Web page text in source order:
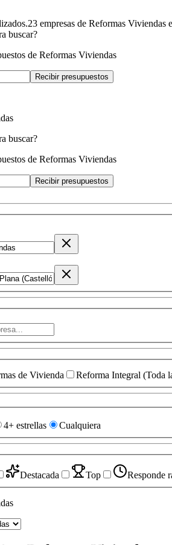
23 empresas de Reformas Viviendas
buscar?
de Reformas Viviendas
Recibir presupuestos
buscar?
de Reformas Viviendas
Recibir presupuestos
de Vivienda
Reforma Integral (Toda
4+ estrellas Cualquiera
Destacada Top Responde